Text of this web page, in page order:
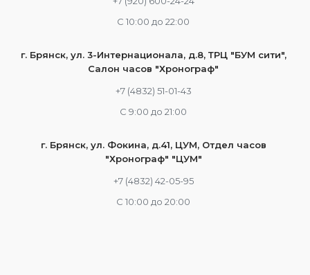
С 10:00 до 22:00
г. Брянск, ул. 3-Интернационала, д.8, ТРЦ "БУМ сити",
Салон часов "Хронограф"
+7 (4832) 51-01-43
С 9:00 до 21:00
г. Брянск, ул. Фокина, д.41, ЦУМ, Отдел часов
"Хронограф" "ЦУМ"
+7 (4832) 42-05-95
С 10:00 до 20:00